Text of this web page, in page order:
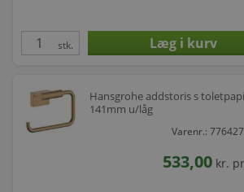
stk.
Hansgrohe addstoris s
141mm u/låg
Varenr.:
533,00 kr.